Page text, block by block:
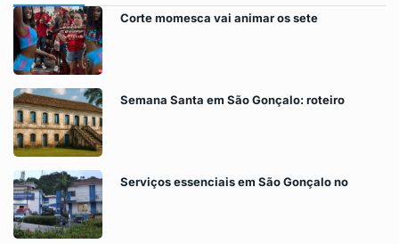
Corte momesca vai animar os sete
Semana Santa em São Gonçalo: roteiro
Serviços essenciais em São Gonçalo no